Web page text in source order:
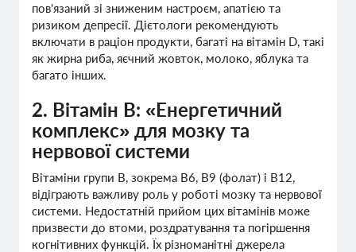
пов'язаний зі зниженим настроєм, апатією та
ризиком депресії. Дієтологи рекомендують
включати в раціон продукти, багаті на вітамін D, такі
як жирна риба, яєчний жовток, молоко, яблука та
багато інших.
2. Вітамін В: «Енергетичний
комплекс» для мозку та
нервової системи
Вітаміни групи B, зокрема B6, B9 (фолат) і B12,
відіграють важливу роль у роботі мозку та нервової
системи. Недостатній прийом цих вітамінів може
призвести до втоми, роздратування та погіршення
когнітивних функцій. Їх різноманітні джерела